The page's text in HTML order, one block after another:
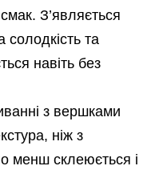
З’являється
та
навіть без
з вершками
ніж з
менш склеюється і